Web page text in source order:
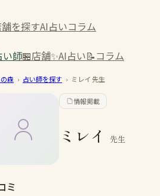
を探すAI占いコラム
い師🏪店舗✨AI占い📝コラム
森 › 占い師を探す › ミレイ先生
情報掲載
ミレイ 先生
ミ